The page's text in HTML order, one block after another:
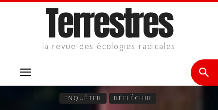
Terrestres
la revue des écologies radicales
ENQUÊTER RÉFLÉCHIR